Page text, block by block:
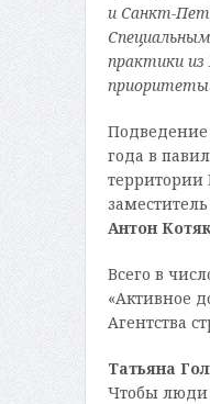
и Санкт-
практики
Подведение
года в
территории
Антон
Всего в
«Активное
Агентства
Татьяна
Чтобы люди